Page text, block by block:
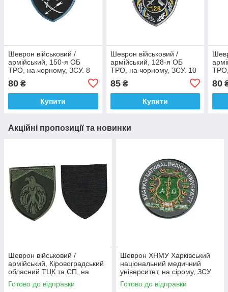
Шеврон військовий /
армійський, 150-я ОБ
ТРО, на чорному, ЗСУ. 8
80 ₴
Купити
Шеврон військовий /
армійський, 128-я ОБ
ТРО, на чорному, ЗСУ. 10
85₴
Купити
80
Акційні пропозиції та новинки
Шеврон військовий /
армійський, Кіровоградський
обласний ТЦК та СП, на
оливці ЗСУ.7 см * 8 см
Готово до відправки
Шеврон ХНМУ Харківський
національний медичний
університет, на сірому, ЗСУ.
діаметр 8,5 см
Готово до відправки